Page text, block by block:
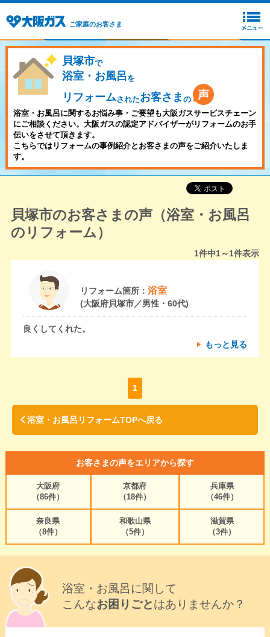
ご家庭のお客さま
貝塚市で
浴室・お風呂 を
リフォームされたお客さま の
浴室・お風呂に関するお悩み事・ご要望も大阪ガスサービスチェーン
にご相談ください。大阪ガスの認定アドバイザーがリフォームのお手
伝いをさせて頂きます。
こちらではリフォームの事例紹介とお客さまの声をご紹介いたしま
す。
貝塚市のお客さまの声（浴室・お風呂
のリフォーム）
1件中1～1件表示
リフォーム箇所： 浴室
(大阪府貝塚市／男性・60代)
良くしてくれた。
もっと見る
1
浴室・お風呂リフォームTOPへ戻る
お客さまの声をエリアから探す
大阪府
（86件）
京都府
（18件）
兵庫県
（46件）
奈良県
（8件）
和歌山県
（5件）
滋賀県
（3件）
浴室・お風呂に関して
こんなお困りごとはありませんか？